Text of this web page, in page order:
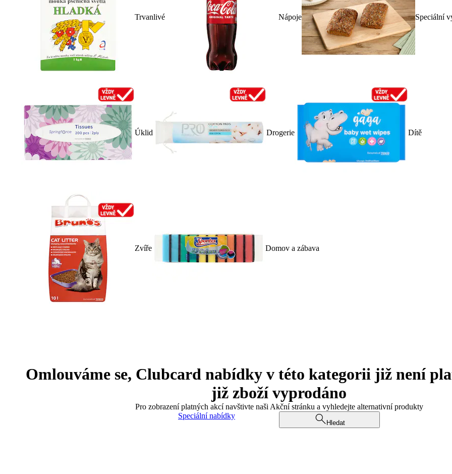
Trvanlivé Nápoje Speciální
Úklid Drogerie Dítě
Zvíře Domov a zábava
Omlouváme se, Clubcard nabídky v této kategorii již není
již zboží vyprodáno
Pro zobrazení platných akcí navštivte naši Akční stránku a vyhledejte alternativní produkty
Speciální nabídky
Hledat